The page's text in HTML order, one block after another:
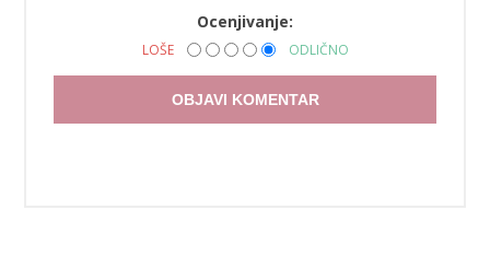
Ocenjivanje:
LOŠE ODLIČNO
OBJAVI KOMENTAR